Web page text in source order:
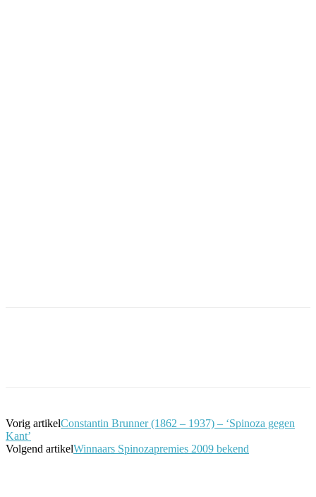
Vorig artikelConstantin Brunner (1862 – 1937) – ‘Spinoza gegen
Kant’
Volgend artikelWinnaars Spinozapremies 2009 bekend